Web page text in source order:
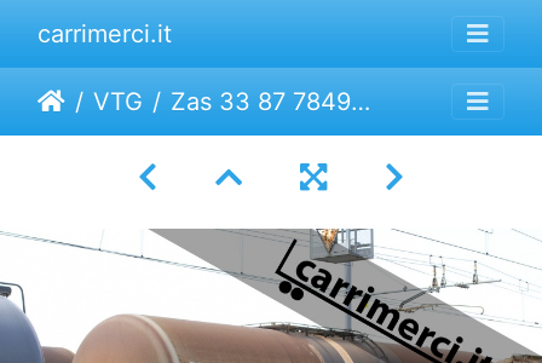
carrimerci.it
VTG Zas 33 87 7849 671-5 | VTG